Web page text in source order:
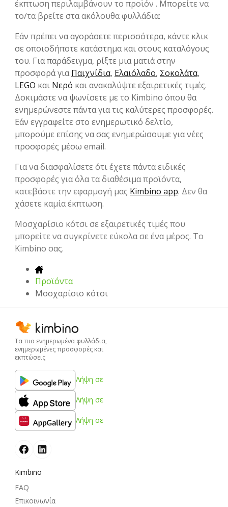
έκπτωση περιλαμβάνουν το προϊόν . Μπορείτε να
το/τα βρείτε στα ακόλουθα φυλλάδια:
Εάν πρέπει να αγοράσετε περισσότερα, κάντε κλικ
σε οποιοδήποτε κατάστημα και στους καταλόγους
του. Για παράδειγμα, ρίξτε μια ματιά στην
προσφορά γιαΠαιχνίδια, Ελαιόλαδο, Σοκολάτα,
LEGO και Νερό και ανακαλύψτε εξαιρετικές τιμές.
Δοκιμάστε να ψωνίσετε με το Kimbino όπου θα
ενημερώνεστε πάντα για τις καλύτερες προσφορές.
Εάν εγγραφείτε στο ενημερωτικό δελτίο,
μπορούμε επίσης να σας ενημερώσουμε για νέες
προσφορές μέσω email.
Για να διασφαλίσετε ότι έχετε πάντα ειδικές
προσφορές για όλα τα διαθέσιμα προϊόντα,
κατεβάστε την εφαρμογή μας Kimbino app. Δεν θα
χάσετε καμία έκπτωση.
Μοσχαρίσιο κότσι σε εξαιρετικές τιμές που
μπορείτε να συγκρίνετε εύκολα σε ένα μέρος. Το
Kimbino σας.
Προϊόντα
Μοσχαρίσιο κότσι
Τα πιο ενημερωμένα φυλλάδια,
ενημερωμένες προσφορές και
εκπτώσεις
Λήψη σε
Λήψη σε
Λήψη σε
Kimbino
FAQ
Επικοινωνία